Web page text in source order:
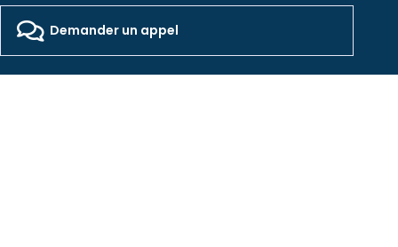
2026 - Freepackers - All Rights Reserved​
Designed by Pocom Digital Agency
Demander un appel